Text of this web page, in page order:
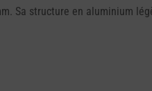
Sa structure en aluminium